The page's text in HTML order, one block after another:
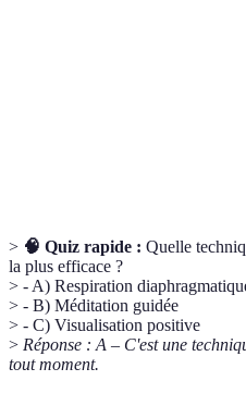
> 🧠 Quiz rapide : Quelle
la plus efficace ?
> - A) Respiration
> - B) Méditation guidée
> - C) Visualisation positive
> Réponse : A – C'est une
tout moment.